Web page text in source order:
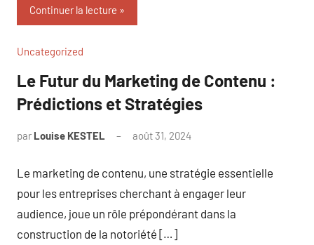
Continuer la lecture
Uncategorized
Le Futur du Marketing de Contenu :
Prédictions et Stratégies
par Louise KESTEL août 31, 2024
Le marketing de contenu, une stratégie essentielle
pour les entreprises cherchant à engager leur
audience, joue un rôle prépondérant dans la
construction de la notoriété […]